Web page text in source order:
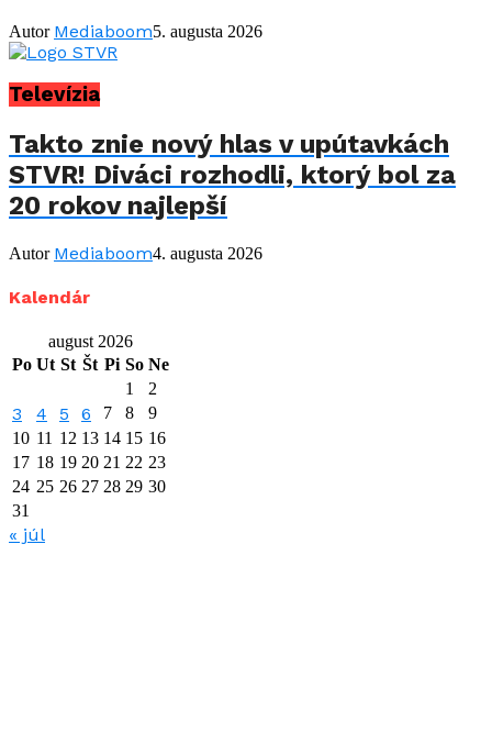
Autor Mediaboom5. augusta 2026
Televízia
Takto znie nový hlas v upútavkách
STVR! Diváci rozhodli, ktorý bol za
20 rokov najlepší
Autor Mediaboom4. augusta 2026
Kalendár
august 2026
Po Ut St Št Pi So Ne
1
2
3 4 5 6 7 8
9
10 11 12 13 14 15 16
17 18 19 20 21 22 23
24 25 26 27 28 29 30
31
« júl